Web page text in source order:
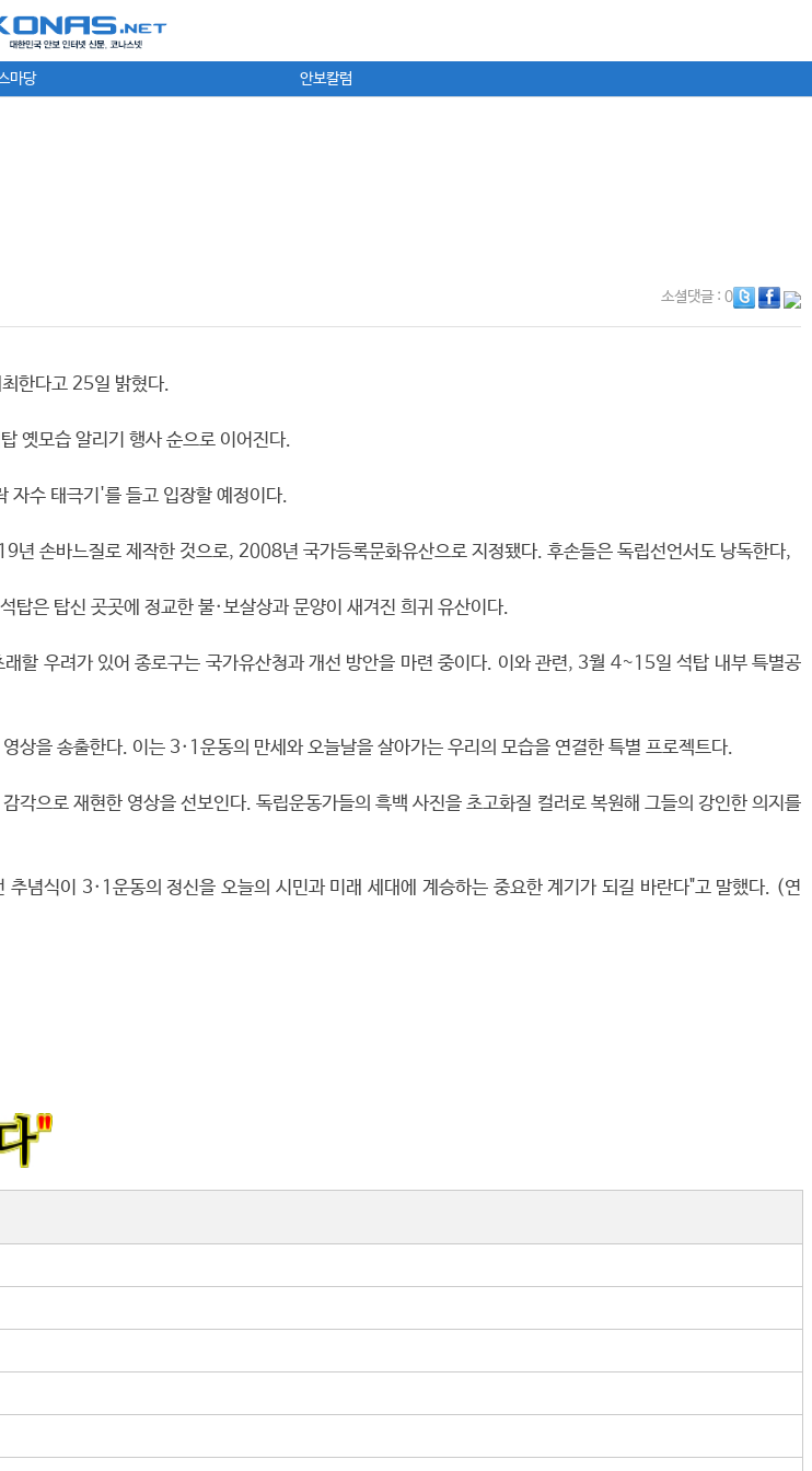
마당 안보칼럼
소셜댓글: 0
한다고 25일 밝혔다.
옛모습 알리기 행사 순으로 이어진다.
자수 태극기'를 들고 입장할 예정이다.
년 손바느질로 제작한 것으로, 2008년 국가등록문화유산으로 지정됐다. 후손들은 독립선언서도 낭독한다,
은 탑신 곳곳에 정교한 불·보살상과 문양이 새겨진 희귀 유산이다.
할 우려가 있어 종로구는 국가유산청과 개선 방안을 마련 중이다. 이와 관련, 3월 4~15일 석탑 내부 특별공
을 송출한다. 이는 3·1운동의 만세와 오늘날을 살아가는 우리의 모습을 연결한 특별 프로젝트다.
으로 재현한 영상을 선보인다. 독립운동가들의 흑백 사진을 초고화질 컬러로 복원해 그들의 강인한 의지를
념식이 3·1운동의 정신을 오늘의 시민과 미래 세대에 계승하는 중요한 계기가 되길 바란다"고 말했다. (연